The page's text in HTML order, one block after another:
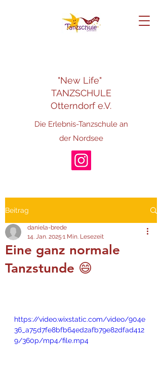
"New Life"
TANZSCHULE
Otterndorf e.V.
Die Erlebnis-Tanzschule an
der Nordsee
Beitrag
Eine ganz normale
Tanzstunde 😄
daniela-brede
14. Jan. 2025 1 Min. Lesezeit
https://video.wixstatic.com/video/904e
36_a75d7fe8bfb64ed2afb79e82dfad412
9/360p/mp4/file.mp4